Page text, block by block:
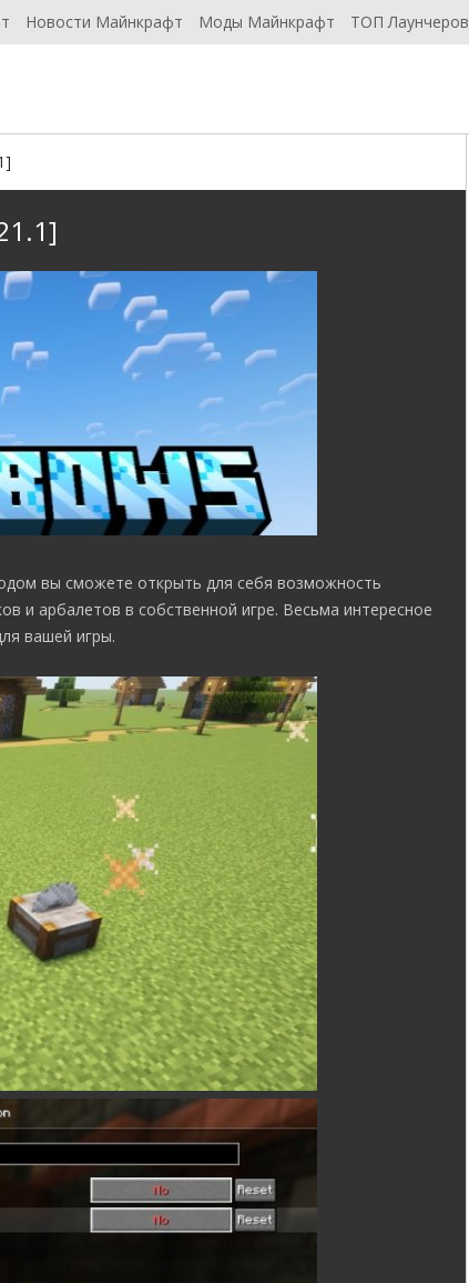
Новости Майнкрафт Моды Майнкрафт ТОП Лаунчеров
вы сможете открыть для себя возможность
и арбалетов в собственной игре. Весьма интересное
вашей игры.